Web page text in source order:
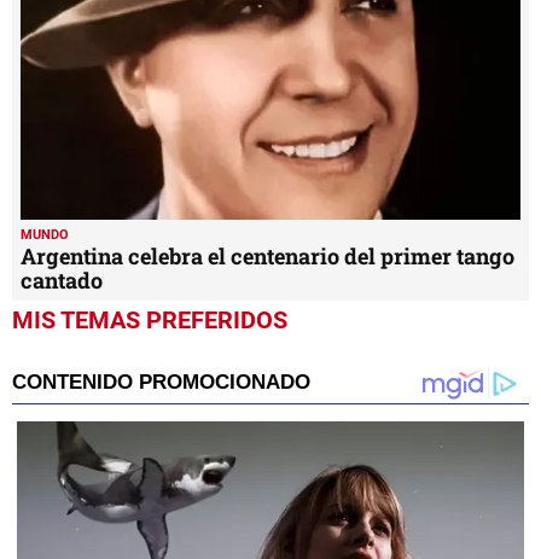
MUNDO
Argentina celebra el centenario del primer tango
cantado
MIS TEMAS PREFERIDOS